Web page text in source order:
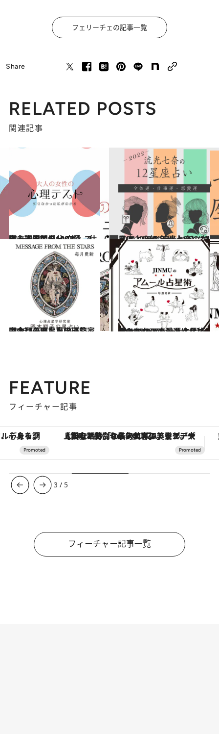
フェリーチェの記事一覧
Share
RELATED POSTS
関連記事
2025.9.28
【心理テスト100本】で知る本当の自分 恋愛、仕事、人間関係…
占い 2021.12.15
【2022年の年間占い】“視える占い師”流光七奈の12星座占い
占い
2026.7.31
【今月のあなたの運勢は？】心理占星学研究家 岡本翔子の星占い
占い 2024.6.15
【あなたの恋愛運は？】JINMUのアムール占星術 愛とエロスのジンムリズム
占い
FEATURE
フィーチャー記事
【銀座で出合う最旬美容】美髪ケアや上質な眠り…セルフケアのアップデートから、特別な名入れギフトまで。大人のための「ReFa GINZA」クルーズ ヴァシュロン・コンスタンタ
3 / 5
フィーチャー記事一覧